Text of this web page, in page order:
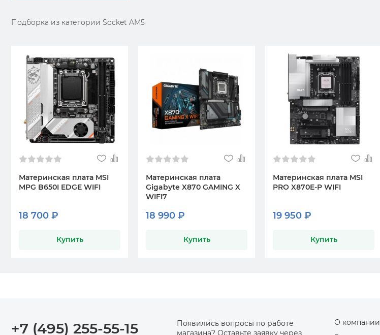
Подборка из категории Socket AM5
Материнская плата MSI
MPG B650I EDGE WIFI
18 700 ₽
Купить
Материнская плата
Gigabyte X870 GAMING X
WIFI7
18 990 ₽
Купить
Материнская плата MSI
PRO X870E-P WIFI
19 950 ₽
Купить
+7 (495) 255-55-15
Появились вопросы по работе
магазина? Оставьте заявку через
О компании